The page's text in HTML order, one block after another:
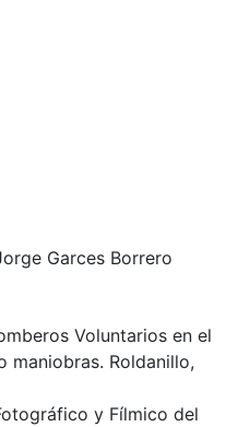
Garces Borrero
Voluntarios en el
maniobras. Roldanillo,
y Fílmico del